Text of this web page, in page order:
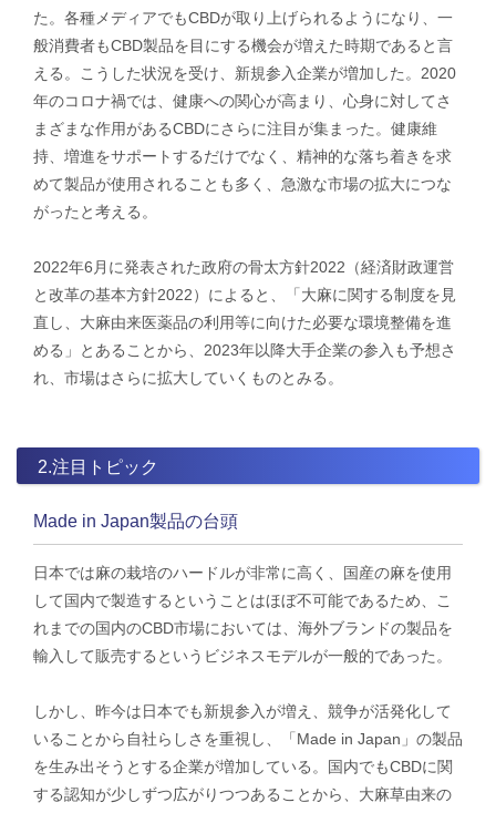
た。各種メディアでもCBDが取り上げられるようになり、一
般消費者もCBD製品を目にする機会が増えた時期であると言
える。こうした状況を受け、新規参入企業が増加した。2020
年のコロナ禍では、健康への関心が高まり、心身に対してさ
まざまな作用があるCBDにさらに注目が集まった。健康維
持、増進をサポートするだけでなく、精神的な落ち着きを求
めて製品が使用されることも多く、急激な市場の拡大につな
がったと考える。
2022年6月に発表された政府の骨太方針2022（経済財政運営
と改革の基本方針2022）によると、「大麻に関する制度を見
直し、大麻由来医薬品の利用等に向けた必要な環境整備を進
める」とあることから、2023年以降大手企業の参入も予想さ
れ、市場はさらに拡大していくものとみる。
2.注目トピック
Made in Japan製品の台頭
日本では麻の栽培のハードルが非常に高く、国産の麻を使用
して国内で製造するということはほぼ不可能であるため、こ
れまでの国内のCBD市場においては、海外ブランドの製品を
輸入して販売するというビジネスモデルが一般的であった。
しかし、昨今は日本でも新規参入が増え、競争が活発化して
いることから自社らしさを重視し、「Made in Japan」の製品
を生み出そうとする企業が増加している。国内でもCBDに関
する認知が少しずつ広がりつつあることから、大麻草由来の